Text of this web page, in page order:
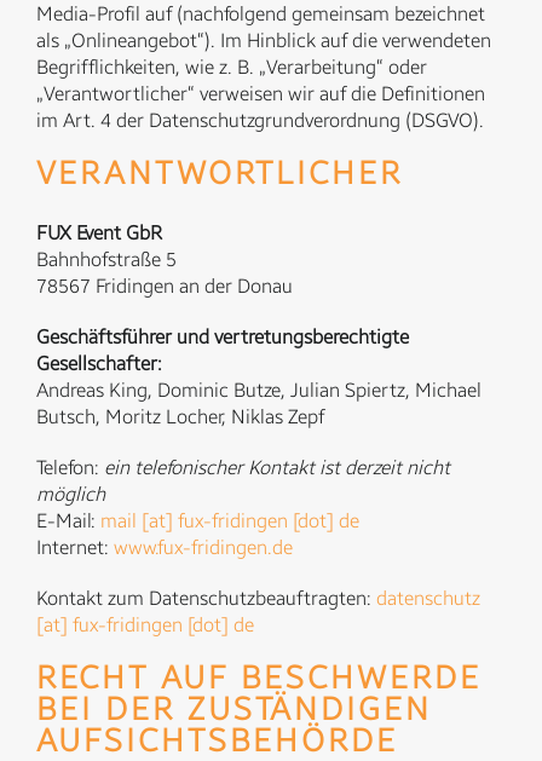
Media-Profil auf (nachfolgend gemeinsam bezeichnet
als „Onlineangebot“). Im Hinblick auf die verwendeten
Begrifflichkeiten, wie z. B. „Verarbeitung“ oder
„Verantwortlicher“ verweisen wir auf die Definitionen
im Art. 4 der Datenschutzgrundverordnung (DSGVO).
VERANTWORTLICHER
FUX Event GbR
Bahnhofstraße 5
78567 Fridingen an der Donau
Geschäftsführer und vertretungsberechtigte
Gesellschafter:
Andreas King, Dominic Butze, Julian Spiertz, Michael
Butsch, Moritz Locher, Niklas Zepf
Telefon: ein telefonischer Kontakt ist derzeit nicht
möglich
E-Mail: mail [at] fux-fridingen [dot] de
Internet: www.fux-fridingen.de
Kontakt zum Datenschutzbeauftragten: datenschutz
[at] fux-fridingen [dot] de
RECHT AUF BESCHWERDE
BEI DER ZUSTÄNDIGEN
AUFSICHTSBEHÖRDE